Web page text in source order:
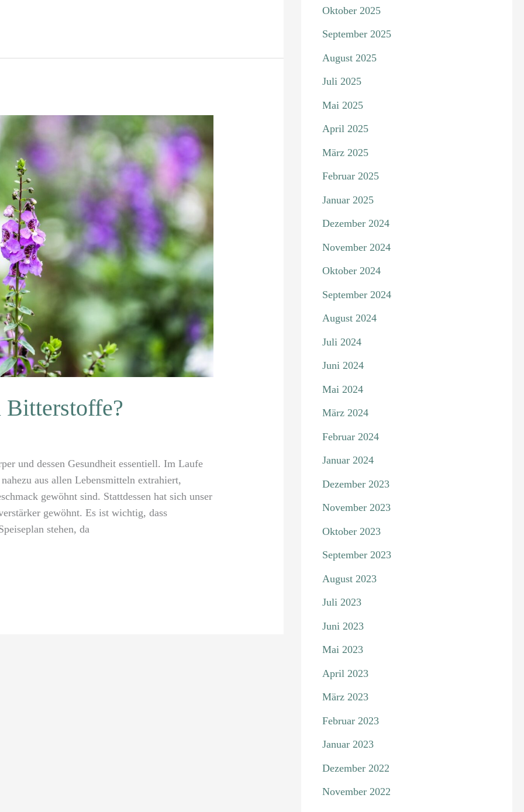
Bitterstoffe?
und dessen Gesundheit essentiell. Im Laufe
aus allen Lebensmitteln extrahiert,
gewöhnt sind. Stattdessen hat sich unser
gewöhnt. Es ist wichtig, dass
stehen, da
Oktober 2025
September 2025
August 2025
Juli 2025
Mai 2025
April 2025
März 2025
Februar 2025
Januar 2025
Dezember 2024
November 2024
Oktober 2024
September 2024
August 2024
Juli 2024
Juni 2024
Mai 2024
März 2024
Februar 2024
Januar 2024
Dezember 2023
November 2023
Oktober 2023
September 2023
August 2023
Juli 2023
Juni 2023
Mai 2023
April 2023
März 2023
Februar 2023
Januar 2023
Dezember 2022
November 2022